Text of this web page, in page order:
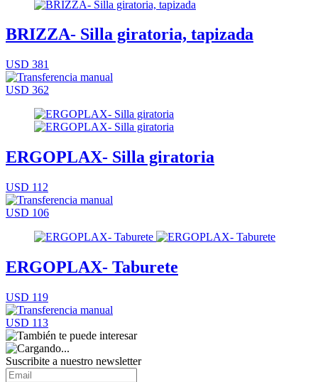
BRIZZA- Silla giratoria, tapizada
USD 381
USD 362
ERGOPLAX- Silla giratoria
USD 112
USD 106
ERGOPLAX- Taburete
USD 119
USD 113
Suscribite a nuestro newsletter